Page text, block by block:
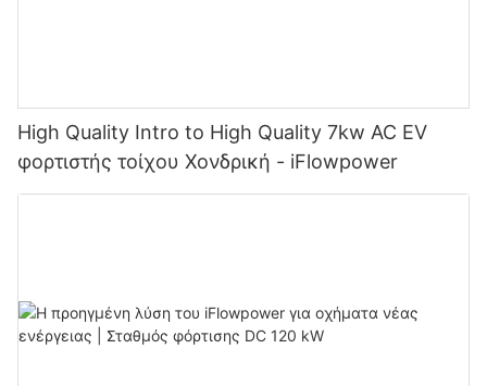
High Quality Intro to High Quality 7kw AC EV
φορτιστής τοίχου Χονδρική - iFlowpower